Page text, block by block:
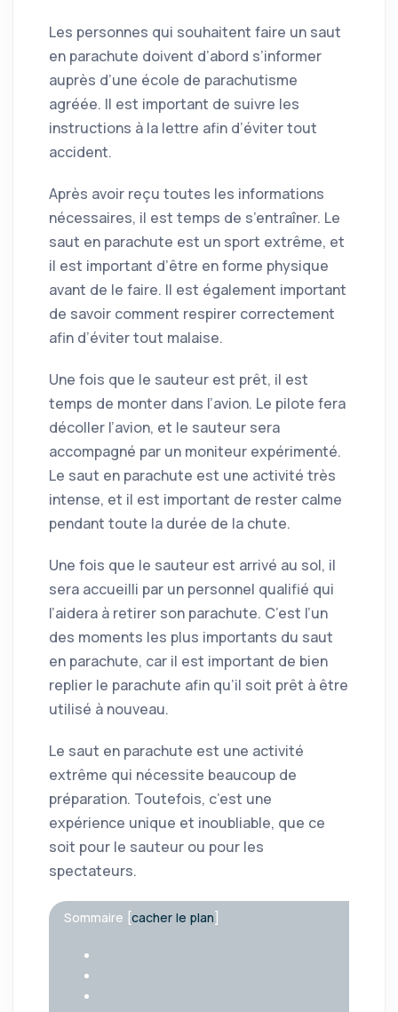
Les personnes qui souhaitent faire un saut
en parachute doivent d’abord s’informer
auprès d’une école de parachutisme
agréée. Il est important de suivre les
instructions à la lettre afin d’éviter tout
accident.
Après avoir reçu toutes les informations
nécessaires, il est temps de s’entraîner. Le
saut en parachute est un sport extrême, et
il est important d’être en forme physique
avant de le faire. Il est également important
de savoir comment respirer correctement
afin d’éviter tout malaise.
Une fois que le sauteur est prêt, il est
temps de monter dans l’avion. Le pilote fera
décoller l’avion, et le sauteur sera
accompagné par un moniteur expérimenté.
Le saut en parachute est une activité très
intense, et il est important de rester calme
pendant toute la durée de la chute.
Une fois que le sauteur est arrivé au sol, il
sera accueilli par un personnel qualifié qui
l’aidera à retirer son parachute. C’est l’un
des moments les plus importants du saut
en parachute, car il est important de bien
replier le parachute afin qu’il soit prêt à être
utilisé à nouveau.
Le saut en parachute est une activité
extrême qui nécessite beaucoup de
préparation. Toutefois, c’est une
expérience unique et inoubliable, que ce
soit pour le sauteur ou pour les
spectateurs.
Sommaire [cacher le plan]